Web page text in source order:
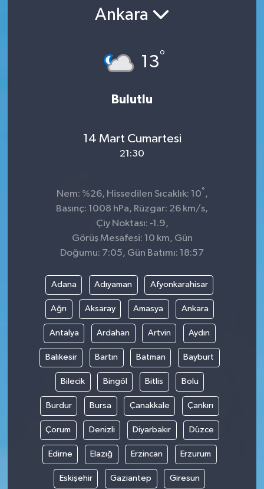
Ankara
13°
Bulutlu
14 Mart Cumartesi
21:30
Nem: %26, Hissedilen Sıcaklık: 10° ,
Basınç: 1008 hPa, Rüzgar: 26 km/s,
Çiy Noktası: -1.9,
Görüş Mesafesi: 10 km, Gün
Doğumu: 7:05, Gün Batımı: 18:57
Adana Adıyaman Afyonkarahisar
Ağrı Aksaray Amasya Ankara
Antalya Ardahan Artvin Aydın
Balıkesir Bartın Batman Bayburt
Bilecik Bingöl Bitlis Bolu
Burdur Bursa Çanakkale Çankırı
Çorum Denizli Diyarbakır Düzce
Edirne Elazığ Erzincan Erzurum
Eskişehir Gaziantep Giresun